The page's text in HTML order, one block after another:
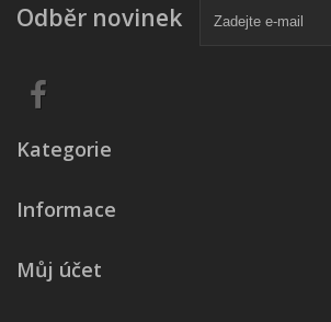
Odběr novinek
Kategorie
Informace
Můj účet